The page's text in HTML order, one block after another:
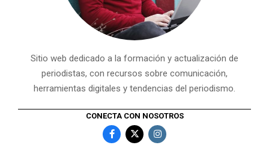
Sitio web dedicado a la formación y actualización de
periodistas, con recursos sobre comunicación,
herramientas digitales y tendencias del periodismo.
CONECTA CON NOSOTROS